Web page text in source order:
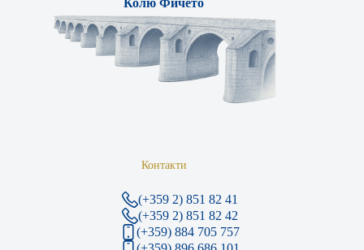
Колю Фичето
Контакти
(+359 2) 851 82 41
(+359 2) 851 82 42
(+359) 884 705 757